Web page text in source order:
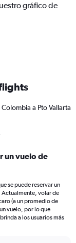
gráfico de
a Pto Vallarta
un vuelo de
se puede reservar un
Actualmente, volar de
(a un promedio de
vuelo, por lo que
a los usuarios más